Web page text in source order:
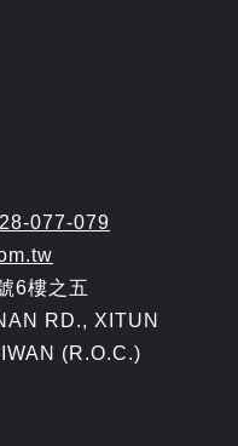
077-079
6樓之五
RD., XITUN
(R.O.C.)